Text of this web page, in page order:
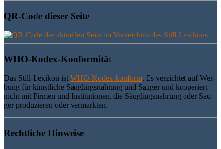
QR-Code die­ser Seite
WHO-Kodex-Kon­for­mi­tät
Das Still-Lexi­kon ist WHO-Kodex-kon­form. Es ver­zich­tet auf Wer­
bung für künst­li­che Säug­lings­nah­rung und Sau­ger und koope­riert
nicht mit Fir­men und Insti­tu­tio­nen, die Säug­lings­nah­rung oder Sau­
ger pro­du­zie­ren oder vermarkten.
Recht­li­che Hinweise